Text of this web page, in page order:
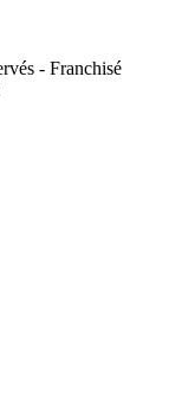
- Franchisé